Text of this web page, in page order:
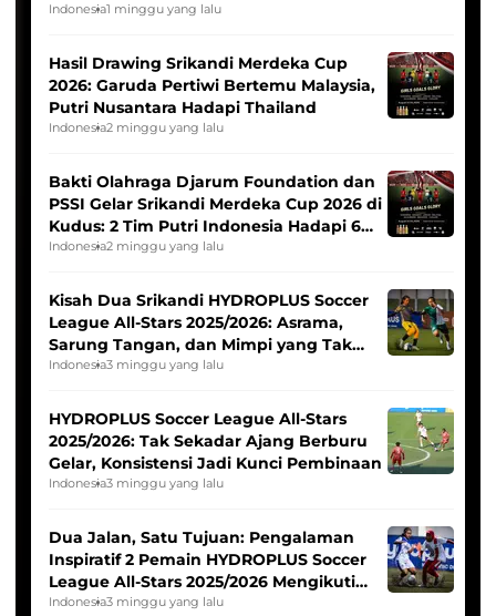
Indonesia1 minggu yang lalu
Hasil Drawing Srikandi Merdeka Cup
2026: Garuda Pertiwi Bertemu Malaysia,
Putri Nusantara Hadapi Thailand
Indonesia2 minggu yang lalu
Bakti Olahraga Djarum Foundation dan
PSSI Gelar Srikandi Merdeka Cup 2026 di
Kudus: 2 Tim Putri Indonesia Hadapi 6
Tim Asia
Indonesia2 minggu yang lalu
Kisah Dua Srikandi HYDROPLUS Soccer
League All-Stars 2025/2026: Asrama,
Sarung Tangan, dan Mimpi yang Tak
Pernah Padam
Indonesia3 minggu yang lalu
HYDROPLUS Soccer League All-Stars
2025/2026: Tak Sekadar Ajang Berburu
Gelar, Konsistensi Jadi Kunci Pembinaan
Indonesia3 minggu yang lalu
Dua Jalan, Satu Tujuan: Pengalaman
Inspiratif 2 Pemain HYDROPLUS Soccer
League All-Stars 2025/2026 Mengikuti
Seleksi Timnas Indonesia Putri
Indonesia3 minggu yang lalu